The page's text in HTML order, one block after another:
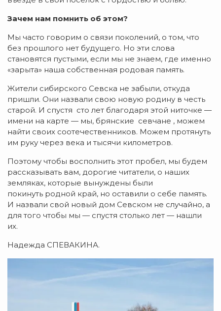
Зачем нам помнить об этом?
Мы часто говорим о связи поколений, о том, что
без прошлого нет будущего. Но эти слова
становятся пустыми, если мы не знаем, где именно
«зарыта» наша собственная родовая память.
Жители сибирского Севска не забыли, откуда
пришли. Они назвали свою новую родину в честь
старой. И спустя сто лет благодаря этой ниточке —
имени на карте — мы, брянские севчане , можем
найти своих соотечественников. Можем протянуть
им руку через века и тысячи километров.
Поэтому чтобы восполнить этот пробел, мы будем
рассказывать вам, дорогие читатели, о наших
земляках, которые вынуждены были
покинуть родной край, но оставили о себе память.
И назвали свой новый дом Севском не случайно, а
для того чтобы мы — спустя столько лет — нашли
их.
Надежда СПЕВАКИНА.